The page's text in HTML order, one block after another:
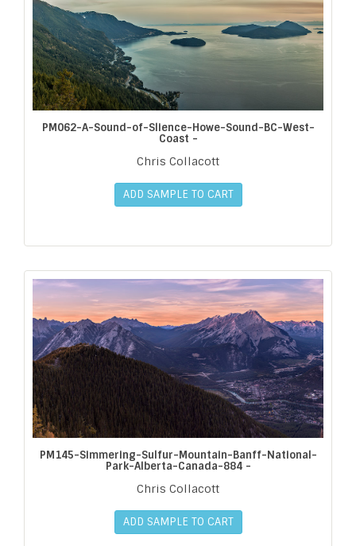
PM062-A-Sound-of-Slience-Howe-Sound-BC-West-
Coast -
Chris Collacott
ADD SAMPLE TO CART
PM145-Simmering-Sulfur-Mountain-Banff-National-
Park-Alberta-Canada-884 -
Chris Collacott
ADD SAMPLE TO CART